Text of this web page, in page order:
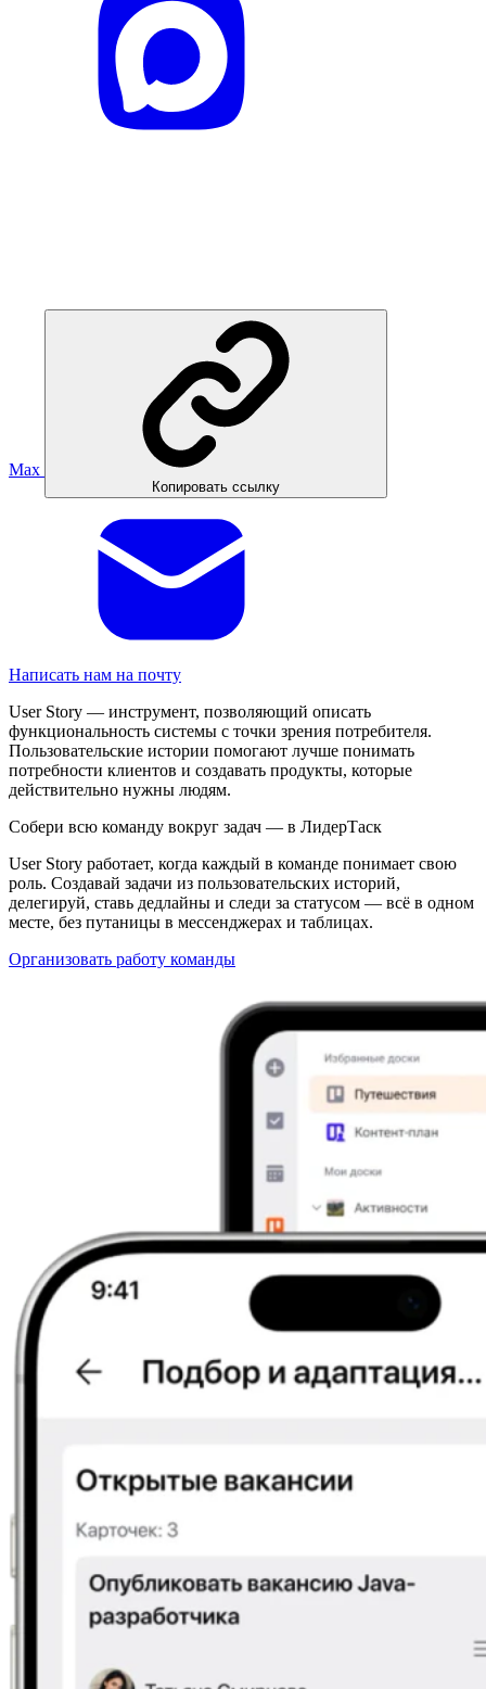
Max
Копировать ссылку
Написать нам на почту
User Story — инструмент, позволяющий описать
функциональность системы с точки зрения потребителя.
Пользовательские истории помогают лучше понимать
потребности клиентов и создавать продукты, которые
действительно нужны людям.
Собери всю команду вокруг задач — в ЛидерТаск
User Story работает, когда каждый в команде понимает свою
роль. Создавай задачи из пользовательских историй,
делегируй, ставь дедлайны и следи за статусом — всё в одном
месте, без путаницы в мессенджерах и таблицах.
Организовать работу команды